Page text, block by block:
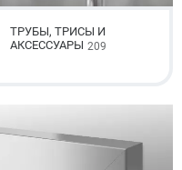
ТРУБЫ, ТРИСЫ И
АКСЕССУАРЫ 209